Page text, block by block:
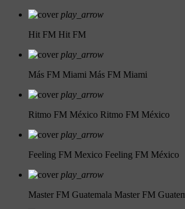
play_arrow
Hit FM Hit FM
play_arrow
Más FM Miami Más FM Miami
play_arrow
Ritmo FM México Ritmo FM México
play_arrow
Feeling FM Mexico Feeling FM México
play_arrow
Master FM Guatemala Master FM